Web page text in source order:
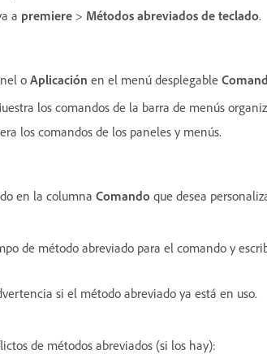
a premiere > Métodos abreviados de teclado.
oAplicación en el menú desplegable
los comandos de la barra de menús
los comandos de los paneles y menús.
en la columna Comando que desea
de método abreviado para el comando y
si el método abreviado ya está en uso.
de métodos abreviados (si los hay):